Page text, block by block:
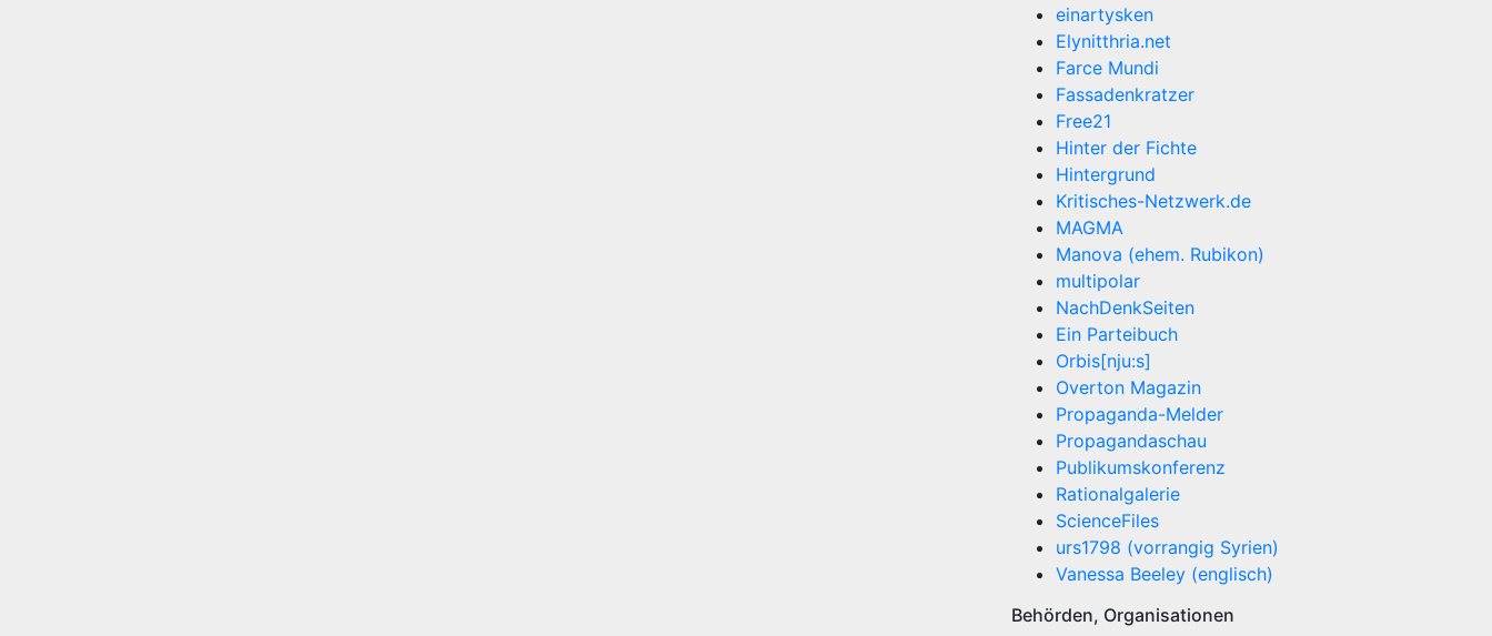
einartysken
Elynitthria.net
Farce Mundi
Fassadenkratzer
Free21
Hinter der Fichte
Hintergrund
Kritisches-Netzwerk.de
MAGMA
Manova (ehem. Rubikon)
multipolar
NachDenkSeiten
Ein Parteibuch
Orbis[nju:s]
Overton Magazin
Propaganda-Melder
Propagandaschau
Publikumskonferenz
Rationalgalerie
ScienceFiles
urs1798 (vorrangig Syrien)
Vanessa Beeley (englisch)
Behörden, Organisationen